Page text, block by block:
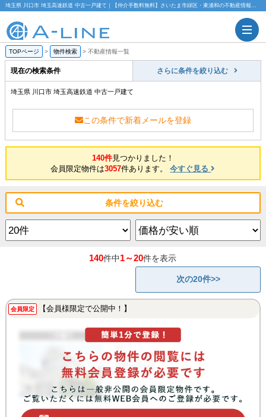
埼玉県 川口市 埼玉高速鉄道 中古一戸建て｜【仲介手数料無料】さいたま市緑区・東浦和の不動産情報ならA-LINE(エーライン)
TOPページ > 物件検索 > 不動産情報一覧
現在の検索条件 さらに条件を絞り込む
埼玉県 川口市 埼玉高速鉄道 中古一戸建て
この条件で新着メールを登録
140件見つかりました！
会員限定物件は3057件あります。今すぐ見る
条件を絞り込む
140件中1～20件を表示
次の20件>>
会員限定 【会員様限定で公開中！】